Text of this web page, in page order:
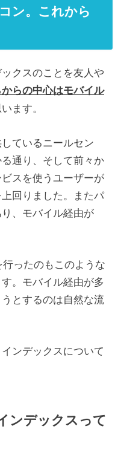
ン。これから
クスのことを友人や
からの中心はモバイル
ます。
ているニールセン
通り、そして前々か
スを使うユーザーが
回りました。またパ
、モバイル経由が
ったのもこのような
。モバイル経由が多
とするのは自然な流
ンデックスについて
ンデックスって